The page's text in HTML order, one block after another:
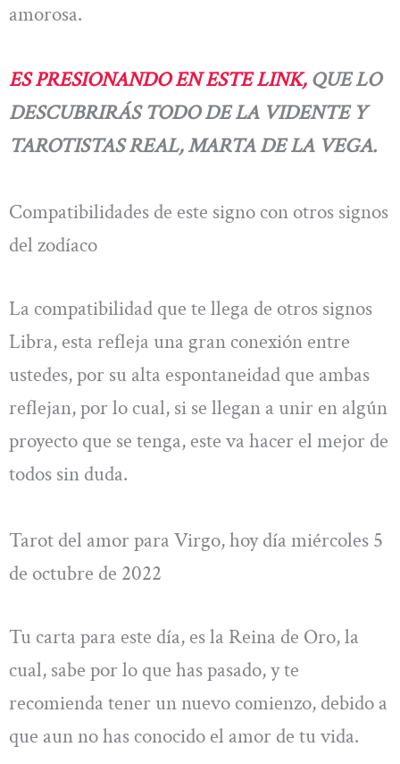
amorosa.
ES PRESIONANDO EN ESTE LINK, QUE LO
DESCUBRIRÁS TODO DE LA VIDENTE Y
TAROTISTAS REAL, MARTA DE LA VEGA.
Compatibilidades de este signo con otros signos
del zodíaco
La compatibilidad que te llega de otros signos
Libra, esta refleja una gran conexión entre
ustedes, por su alta espontaneidad que ambas
reflejan, por lo cual, si se llegan a unir en algún
proyecto que se tenga, este va hacer el mejor de
todos sin duda.
Tarot del amor para Virgo, hoy día miércoles 5
de octubre de 2022
Tu carta para este día, es la Reina de Oro, la
cual, sabe por lo que has pasado, y te
recomienda tener un nuevo comienzo, debido a
que aun no has conocido el amor de tu vida.